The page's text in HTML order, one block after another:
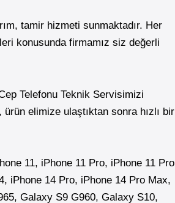
tamir hizmeti sunmaktadır. Her
konusunda firmamız siz değerli
Telefonu Teknik Servisimizi
elimize ulaştıktan sonra hızlı bir
11, iPhone 11 Pro, iPhone 11 Pro
iPhone 14 Pro, iPhone 14 Pro Max,
Galaxy S9 G960, Galaxy S10,